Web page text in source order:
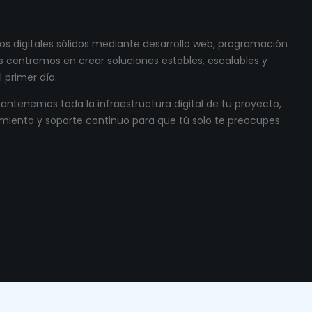
digitales sólidos mediante desarrollo web, programación
centramos en crear soluciones estables, escalables y
primer día.
toda la infraestructura digital de tu proyecto,
y soporte continuo para que tú solo te preocupes